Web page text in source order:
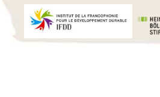
15 h 00 min
16 h 00 min